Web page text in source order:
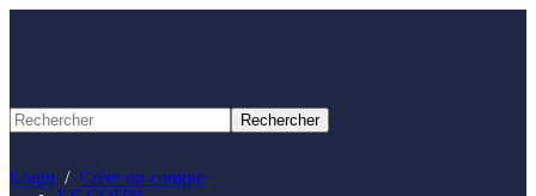
Login / Créer un compte
Panneau de gestion des cookies